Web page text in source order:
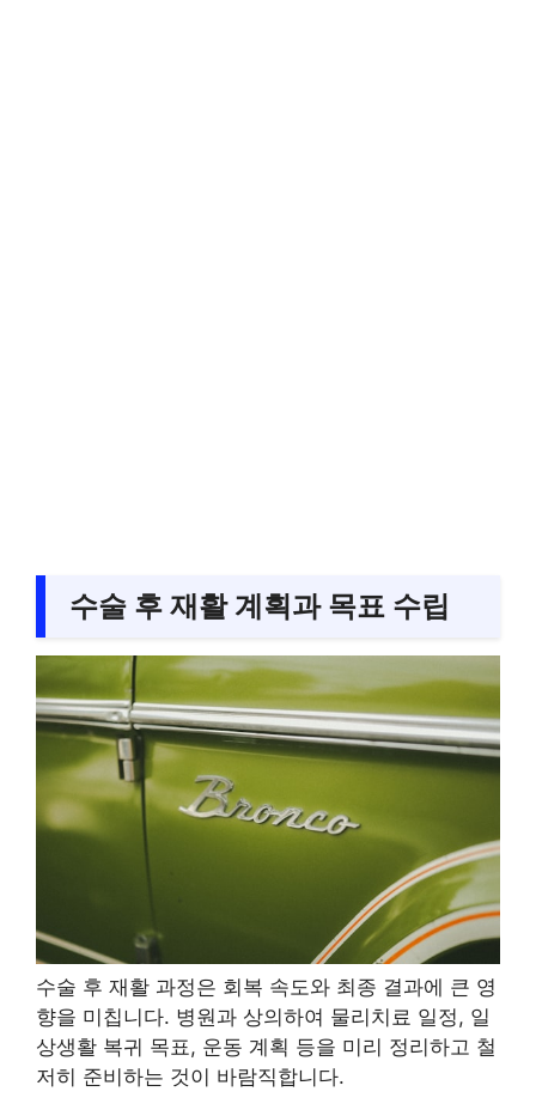
수술 후 재활 계획과 목표 수립
수술 후 재활 과정은 회복 속도와 최종 결과에 큰 영
향을 미칩니다. 병원과 상의하여 물리치료 일정, 일
상생활 복귀 목표, 운동 계획 등을 미리 정리하고 철
저히 준비하는 것이 바람직합니다.